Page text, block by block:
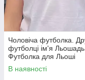
Чоловіча футболка.
футболці ім'я Льошадь.
Футболка для Льоші
(Олексія).
В наявності